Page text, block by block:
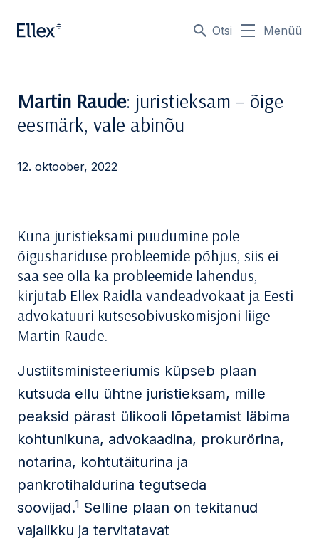
Otsi Menüü
Martin Raude: juristieksam – õige
eesmärk, vale abinõu
12. oktoober, 2022
Kuna juristieksami puudumine pole
õigushariduse probleemide põhjus, siis ei
saa see olla ka probleemide lahendus,
kirjutab Ellex Raidla vandeadvokaat ja Eesti
advokatuuri kutsesobivuskomisjoni liige
Martin Raude.
Justiitsministeeriumis küpseb plaan
kutsuda ellu ühtne juristieksam, mille
peaksid pärast ülikooli lõpetamist läbima
kohtunikuna, advokaadina, prokurörina,
notarina, kohtutäiturina ja
pankrotihaldurina tegutseda
soovijad.1 Selline plaan on tekitanud
vajalikku ja tervitatavat